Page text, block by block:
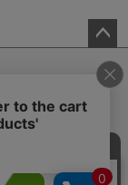
ペー
ジト